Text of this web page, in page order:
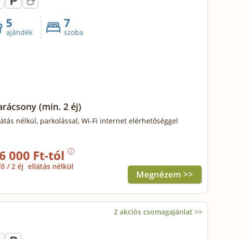
5
ajándék
7
szoba
(min. 2 éj)
nélkül, parkolással, Wi-Fi internet elérhetőséggel
000 Ft-tól
/ 2 éj ellátás nélkül
Megnézem >>
2 akciós csomagajánlat >>